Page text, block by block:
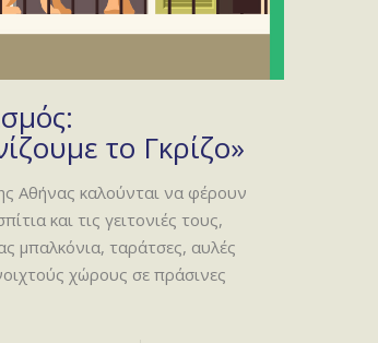
το Γκρίζο»
Αθήνας καλούνται να φέρουν
και τις γειτονιές τους,
μπαλκόνια, ταράτσες, αυλές
χώρους σε πράσινες